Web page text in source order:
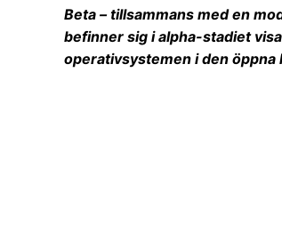
Beta – tillsammans med en
befinner sig i alpha-stadiet
operativsystemen i den öppna